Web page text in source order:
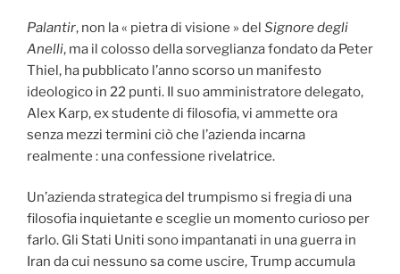
Palantir, non la « pietra di visione » del Signore degli
Anelli, ma il colosso della sorveglianza fondato da Peter
Thiel, ha pubblicato l’anno scorso un manifesto
ideologico in 22 punti. Il suo amministratore delegato,
Alex Karp, ex studente di filosofia, vi ammette ora
senza mezzi termini ciò che l’azienda incarna
realmente : una confessione rivelatrice.
Un’azienda strategica del trumpismo si fregia di una
filosofia inquietante e sceglie un momento curioso per
farlo. Gli Stati Uniti sono impantanati in una guerra in
Iran da cui nessuno sa come uscire, Trump accumula